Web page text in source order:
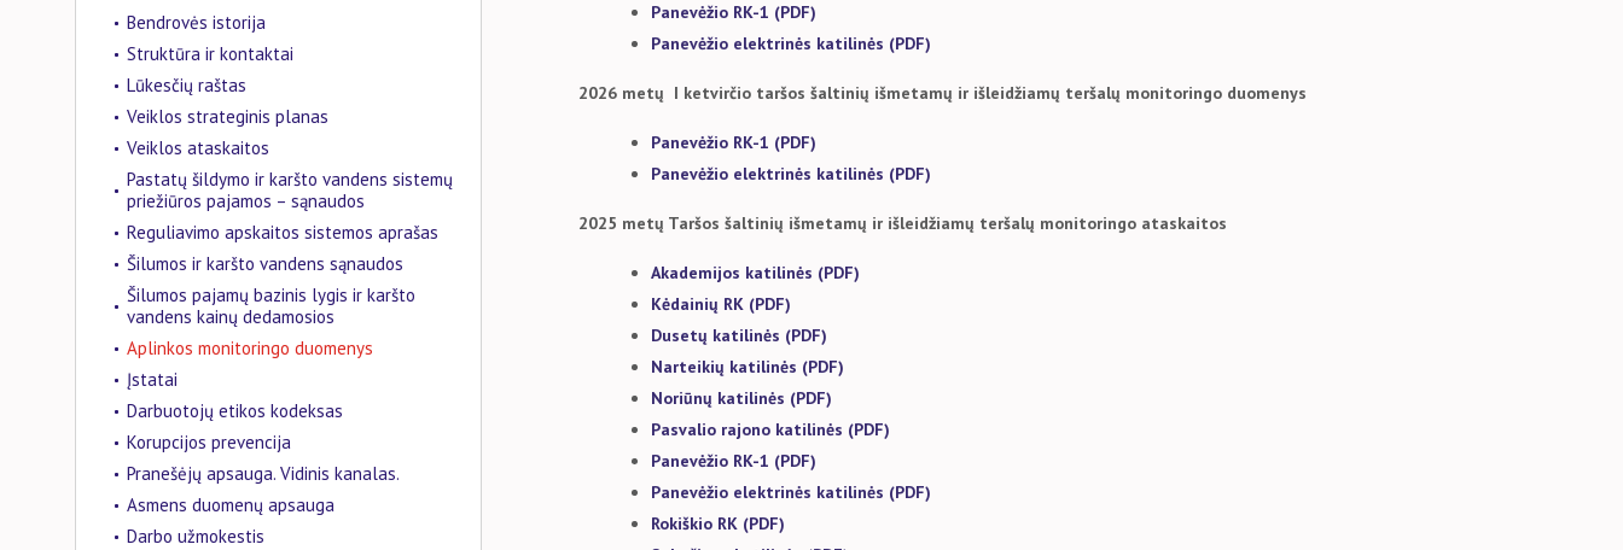
Bendrovės istorija
Struktūra ir kontaktai
Lūkesčių raštas
Veiklos strateginis planas
Veiklos ataskaitos
Pastatų šildymo ir karšto vandens sistemų
priežiūros pajamos – sąnaudos
Reguliavimo apskaitos sistemos aprašas
Šilumos ir karšto vandens sąnaudos
Šilumos pajamų bazinis lygis ir karšto
vandens kainų dedamosios
Aplinkos monitoringo duomenys
Įstatai
Darbuotojų etikos kodeksas
Korupcijos prevencija
Pranešėjų apsauga. Vidinis kanalas.
Asmens duomenų apsauga
Darbo užmokestis
Panevėžio RK-1 (PDF)
Panevėžio elektrinės katilinės (PDF)
2026 metų I ketvirčio taršos šaltinių išmetamų ir išleidžiamų teršalų monitoringo duomenys
Panevėžio RK-1 (PDF)
Panevėžio elektrinės katilinės (PDF)
2025 metų Taršos šaltinių išmetamų ir išleidžiamų teršalų monitoringo ataskaitos
Akademijos katilinės (PDF)
Kėdainių RK (PDF)
Dusetų katilinės (PDF)
Narteikių katilinės (PDF)
Noriūnų katilinės (PDF)
Pasvalio rajono katilinės (PDF)
Panevėžio RK-1 (PDF)
Panevėžio elektrinės katilinės (PDF)
Rokiškio RK (PDF)